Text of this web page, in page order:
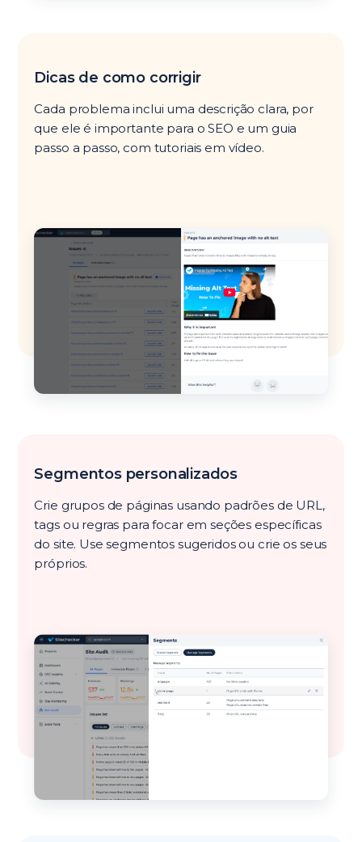
Dicas de como corrigir
Cada problema inclui uma descrição clara, por
que ele é importante para o SEO e um guia
passo a passo, com tutoriais em vídeo.
Segmentos personalizados
Crie grupos de páginas usando padrões de URL,
tags ou regras para focar em seções específicas
do site. Use segmentos sugeridos ou crie os seus
próprios.